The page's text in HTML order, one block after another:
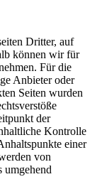
Dritter, auf
können wir für
Für die
Anbieter oder
Seiten wurden
der
Kontrolle
einer
von
umgehend